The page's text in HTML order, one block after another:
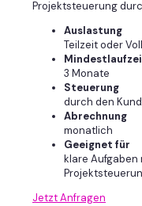
Projektsteuerung
Auslastung
Teilzeit oder
3 Monate
Steuerung
durch den
Abrechnung
monatlich
Geeignet für
klare
Jetzt Anfragen